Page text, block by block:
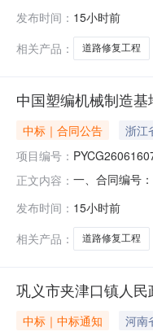
道汤家村项目
发布时间： 15小时前
相关产品：
道路修复工程
中国塑编机械制造
中标｜合同公告 浙江
项目编号：
正文内容： 一、合同编号
公司地址：平
6楼联系方式：1
发布时间： 15小时前
相关产品：
道路修复工程
巩义市夹津口镇人
中标｜中标通知 河南